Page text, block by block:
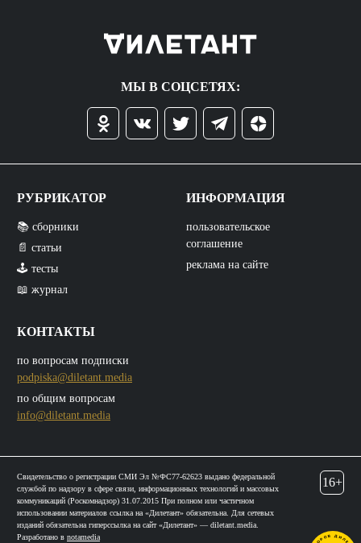
МЫ В СОЦСЕТЯХ:
РУБРИКАТОР
📚 сборники
📄 статьи
🕹️ тесты
📖 журнал
КОНТАКТЫ
по вопросам подписки
podpiska@diletant.media
по общим вопросам
info@diletant.media
ИНФОРМАЦИЯ
пользовательское
соглашение
реклама на сайте
Свидетельство о регистрации СМИ Эл №ФС77-62623 выдано федеральной
службой по надзору в сфере связи, информационных технологий и массовых
коммуникаций (Роскомнадзор) 31.07.2015 При полном или частичном
использовании материалов ссылка на «Дилетант» обязательна. Для сетевых
изданий обязательна гиперссылка на сайт «Дилетант» — diletant.media.
Разработано в notamedia
16+